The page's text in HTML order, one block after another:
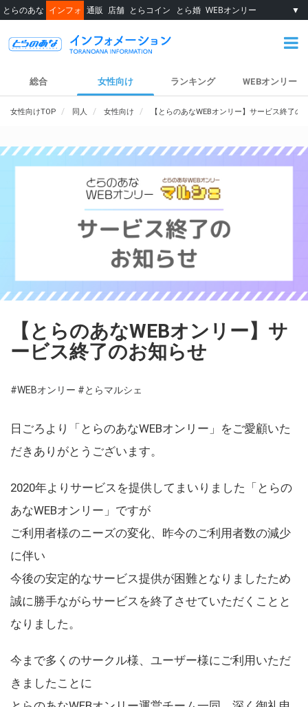
とらのあな インフォ 通販 店舗 とらコイン とら婚 WEBオンリー ▼
総合 女性向け ランキング WEBオンリー
女性向けTOP 同人 女性向け 【とらのあなWEBオンリー】サービス終了の
【とらのあなWEBオンリー】サ
ービス終了のお知らせ
#WEBオンリー #とらマルシェ
日ごろより「とらのあなWEBオンリー」をご愛顧いた
だきありがとうございます。
2020年よりサービスを提供してまいりました「とらの
あなWEBオンリー」ですが
ご利用者様のニーズの変化、昨今のご利用者数の減少
に伴い
今後の安定的なサービス提供が困難となりましたため
誠に勝手ながらサービスを終了させていただくことと
なりました。
今まで多くのサークル様、ユーザー様にご利用いただ
きましたことに